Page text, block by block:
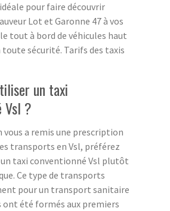
idéale pour faire découvrir
Lot et Garonne 47 à vos
tout à bord de véhicules haut
sécurité. Tarifs des taxis
un taxi
Vsl ?
vous a remis une prescription
transports en Vsl, préférez
taxi conventionné Vsl plutôt
Ce type de transports
pour un transport sanitaire
ont été formés aux premiers